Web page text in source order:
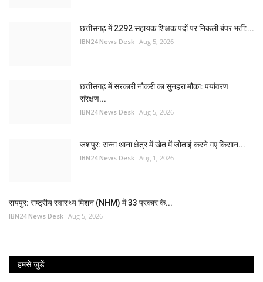
छत्तीसगढ़ में 2292 सहायक शिक्षक पदों पर निकली बंपर भर्ती:...
IBN24 News Desk Aug 5, 2026
छत्तीसगढ़ में सरकारी नौकरी का सुनहरा मौका: पर्यावरण
संरक्षण...
IBN24 News Desk Aug 5, 2026
जशपुर: सन्ना थाना क्षेत्र में खेत में जोताई करने गए किसान...
IBN24 News Desk Aug 1, 2026
रायपुर: राष्ट्रीय स्वास्थ्य मिशन (NHM) में 33 प्रकार के...
IBN24 News Desk Aug 5, 2026
हमसे जुड़ें